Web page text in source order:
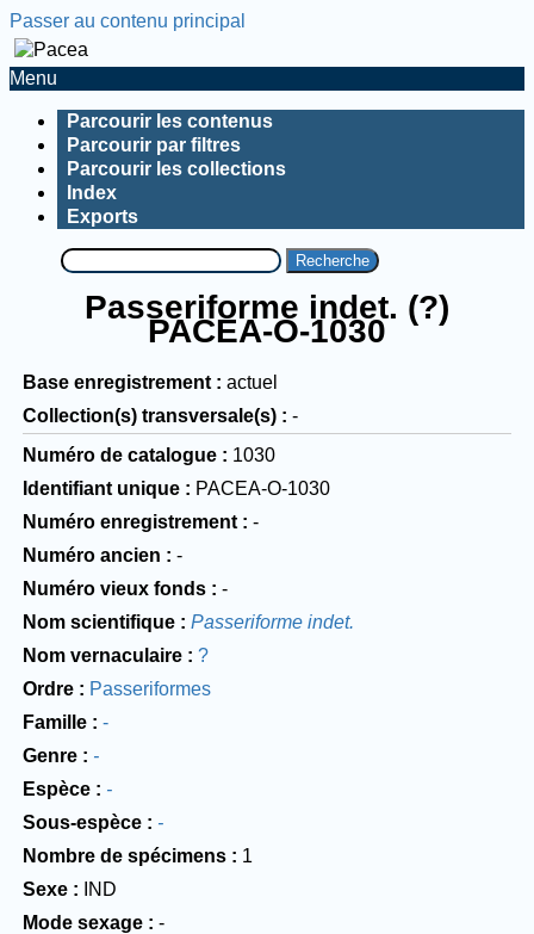
Passer au contenu principal
Menu
Parcourir les contenus
Parcourir par filtres
Parcourir les collections
Index
Exports
Recherche
Passeriforme indet. (?)
PACEA-O-1030
Base enregistrement
actuel
Collection(s) transversale(s)
-
Numéro de catalogue
1030
Identifiant unique
PACEA-O-1030
Numéro enregistrement
-
Numéro ancien
-
Numéro vieux fonds
-
Nom scientifique
Passeriforme indet.
Nom vernaculaire
?
Ordre
Passeriformes
Famille
-
Genre
-
Espèce
-
Sous-espèce
-
Nombre de spécimens
1
Sexe
IND
Mode sexage
-